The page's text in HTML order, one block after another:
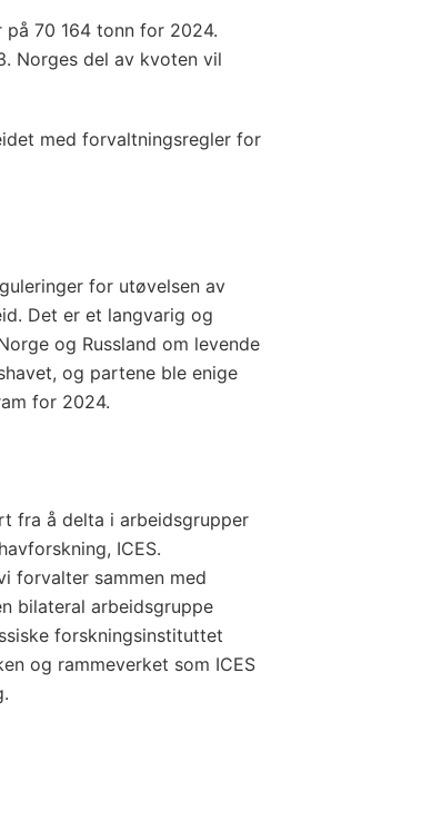
70 164 tonn for 2024.
Norges del av kvoten vil
med forvaltningsregler for
for utøvelsen av
Det er et langvarig og
og Russland om levende
og partene ble enige
for 2024.
fra å delta i arbeidsgrupper
ICES.
forvalter sammen med
bilateral arbeidsgruppe
forskningsinstituttet
og rammeverket som ICES